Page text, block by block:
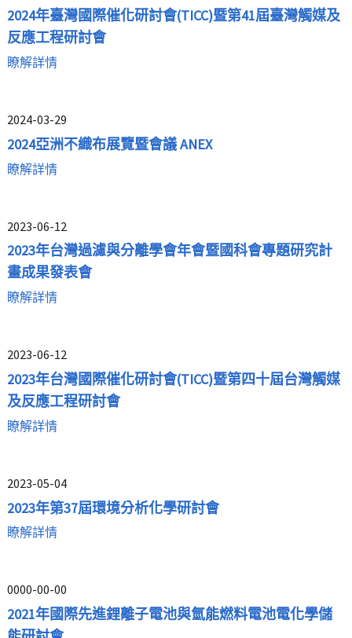
2024年臺灣國際催化研討會(TICC)暨第41屆臺灣觸媒及
反應工程研討會
瞭解詳情
2024-03-29
2024亞洲不織布展覽暨會議 ANEX
瞭解詳情
2023-06-12
2023年台灣過濾與分離學會年會暨國科會專題研究計
畫成果發表會
瞭解詳情
2023-06-12
2023年台灣國際催化研討會(TICC)暨第四十屆台灣觸媒
及反應工程研討會
瞭解詳情
2023-05-04
2023年第37屆環境分析化學研討會
瞭解詳情
0000-00-00
2021年國際先進鋰離子電池與氫能燃料電池電化學儲